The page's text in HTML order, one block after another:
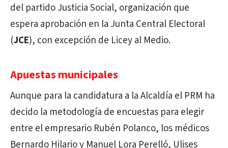
del partido Justicia Social, organización que
espera aprobación en la Junta Central Electoral
(JCE), con excepción de Licey al Medio.
Apuestas municipales
Aunque para la candidatura a la Alcaldía el PRM ha
decido la metodología de encuestas para elegir
entre el empresario Rubén Polanco, los médicos
Bernardo Hilario y Manuel Lora Perelló, Ulises